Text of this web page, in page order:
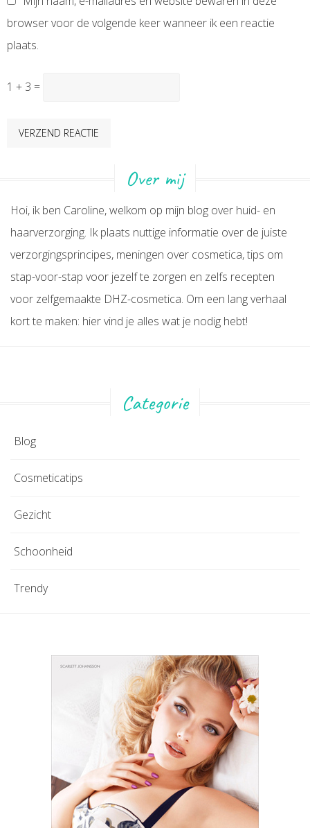
browser voor de volgende keer wanneer ik een reactie
plaats.
1 + 3 =
Over mij
Hoi, ik ben Caroline, welkom op mijn blog over huid- en
haarverzorging. Ik plaats nuttige informatie over de juiste
verzorgingsprincipes, meningen over cosmetica, tips om
stap-voor-stap voor jezelf te zorgen en zelfs recepten
voor zelfgemaakte DHZ-cosmetica. Om een lang verhaal
kort te maken: hier vind je alles wat je nodig hebt!
Categorie
Blog
Cosmeticatips
Gezicht
Schoonheid
Trendy